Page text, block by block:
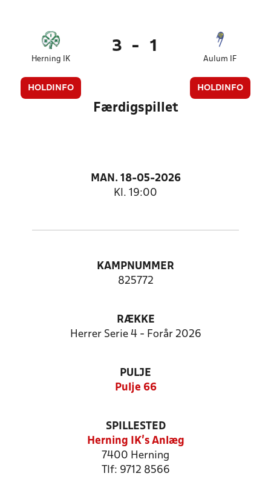
Herning IK
HOLDINFO
3 - 1
Aulum IF
HOLDINFO
Færdigspillet
MAN. 18-05-2026
Kl. 19:00
KAMPNUMMER
825772
RÆKKE
Herrer Serie 4 - Forår 2026
PULJE
Pulje 66
SPILLESTED
Herning IK's Anlæg
7400 Herning
Tlf: 9712 8566